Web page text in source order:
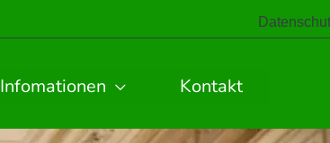
Infomationen Kontakt